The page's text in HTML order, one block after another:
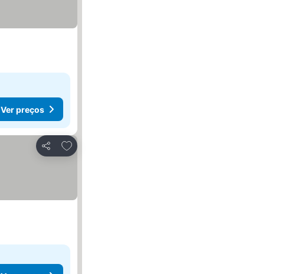
Ver preços
Partilhar
Adicionar aos favoritos